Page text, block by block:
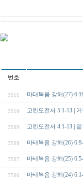
번호
3511 마태복음 강해(27)
3510 고린도전서 5:1-13 |
3509 고린도전서 4:1-13 |
3508 마태복음 강해(26)
3507 마태복음 강해(25)
3506 마태복음 강해(24)